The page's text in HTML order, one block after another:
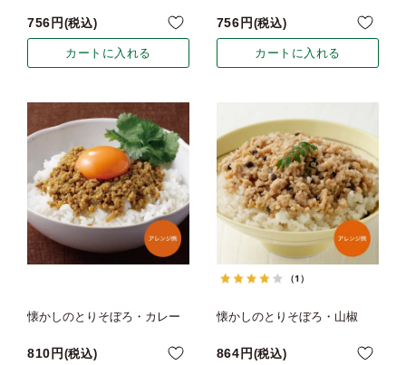
756 税込
カートに入れる
756 税込
カートに入れる
懐かしのとりそぼろ・カレー
810 税込
（1）
懐かしのとりそぼろ・山椒
864 税込